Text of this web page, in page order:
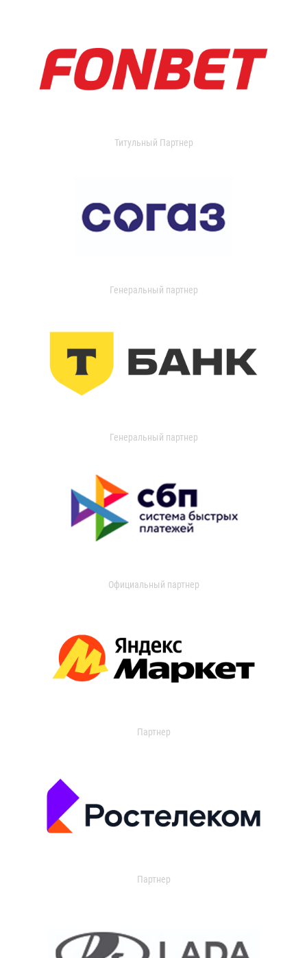
Титульный Партнер
Генеральный партнер
Генеральный партнер
Официальный партнер
Партнер
Партнер